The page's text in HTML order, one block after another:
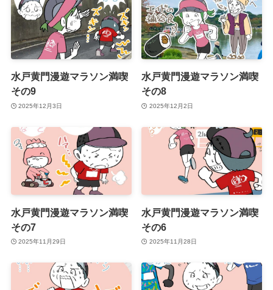
水戸黄門漫遊マラソン満喫
その9
2025年12月3日
水戸黄門漫遊マラソン満喫
その8
2025年12月2日
水戸黄門漫遊マラソン満喫
その7
2025年11月29日
水戸黄門漫遊マラソン満喫
その6
2025年11月28日